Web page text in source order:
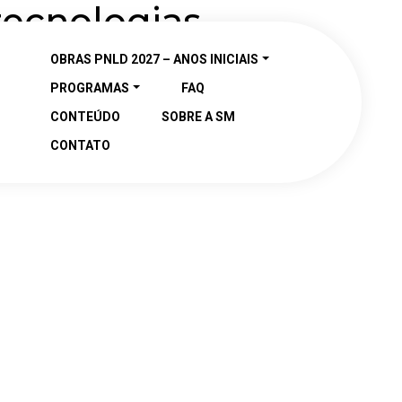
OBRAS PNLD 2027 – ANOS INICIAIS
PROGRAMAS
FAQ
CONTEÚDO
SOBRE A SM
CONTATO